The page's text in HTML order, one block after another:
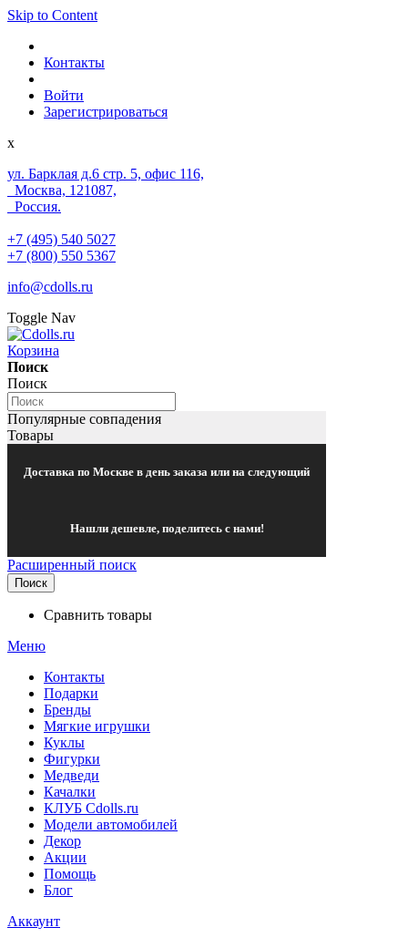
Skip to Content
Контакты
Войти
Зарегистрироваться
x
ул. Барклая д.6 стр. 5, офис 116,
Москва, 121087,
Россия.
+7 (495) 540 5027
+7 (800) 550 5367
info@cdolls.ru
Toggle Nav
Корзина
Поиск
Поиск
Популярные совпадения
Товары
Доставка по Москве в день заказа или на следующий
Нашли дешевле, поделитесь с нами!
Расширенный поиск
Поиск
Сравнить товары
Меню
Контакты
Подарки
Бренды
Мягкие игрушки
Куклы
Фигурки
Медведи
Качалки
КЛУБ Cdolls.ru
Модели автомобилей
Декор
Акции
Помощь
Блог
Аккаунт